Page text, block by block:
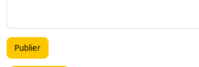
Publier